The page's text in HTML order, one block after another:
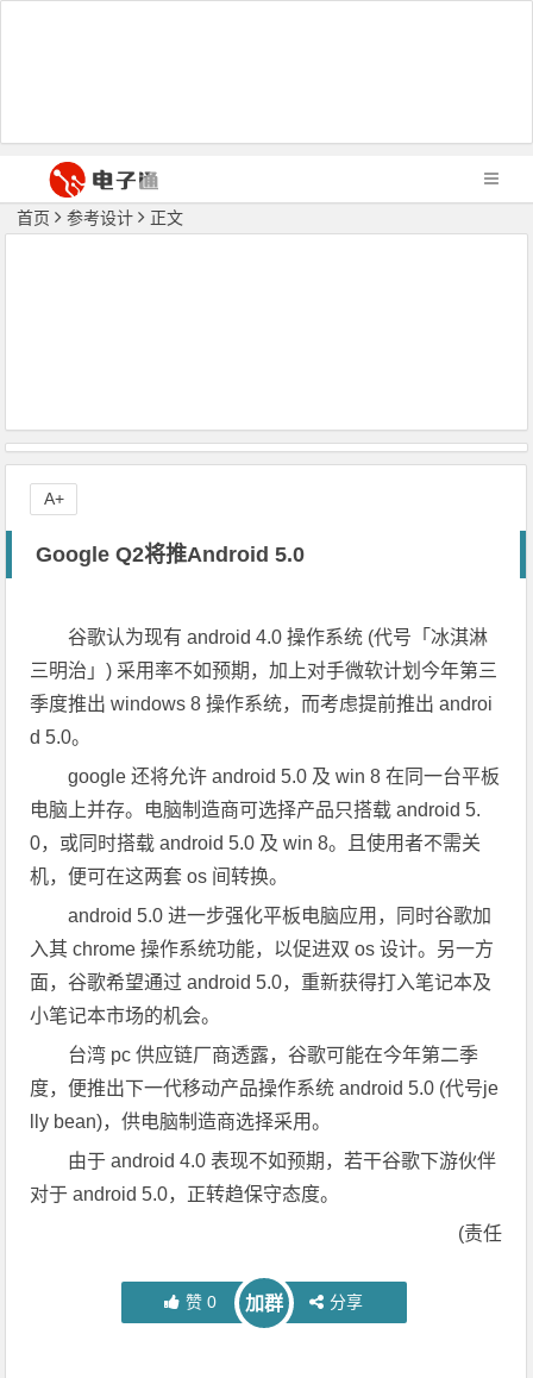
首页 参考设计 正文
Google Q2将推Android 5.0
谷歌认为现有 android 4.0 操作系统 (代号「冰淇淋
三明治」) 采用率不如预期，加上对手微软计划今年第三
季度推出 windows 8 操作系统，而考虑提前推出 androi
d 5.0。
google 还将允许 android 5.0 及 win 8 在同一台平板
电脑上并存。电脑制造商可选择产品只搭载 android 5.
0，或同时搭载 android 5.0 及 win 8。且使用者不需关
机，便可在这两套 os 间转换。
android 5.0 进一步强化平板电脑应用，同时谷歌加
入其 chrome 操作系统功能，以促进双 os 设计。另一方
面，谷歌希望通过 android 5.0，重新获得打入笔记本及
小笔记本市场的机会。
台湾 pc 供应链厂商透露，谷歌可能在今年第二季
度，便推出下一代移动产品操作系统 android 5.0 (代号je
lly bean)，供电脑制造商选择采用。
由于 android 4.0 表现不如预期，若干谷歌下游伙伴
对于 android 5.0，正转趋保守态度。
(责任
赞 0 加群 分享
A+